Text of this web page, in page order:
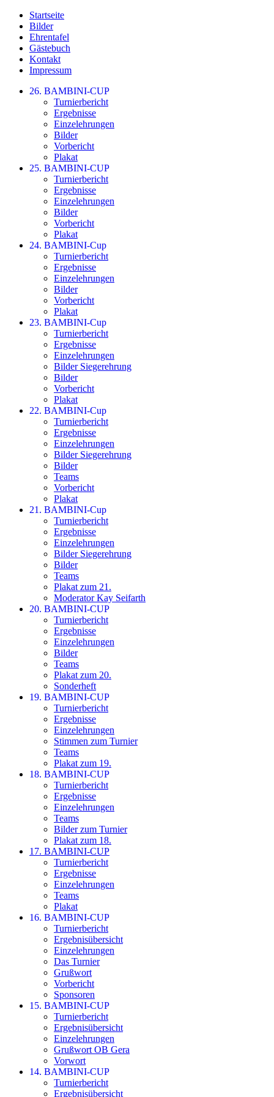
Startseite
Bilder
Ehrentafel
Gästebuch
Kontakt
Impressum
26. BAMBINI-CUP
Turnierbericht
Ergebnisse
Einzelehrungen
Bilder
Vorbericht
Plakat
25. BAMBINI-CUP
Turnierbericht
Ergebnisse
Einzelehrungen
Bilder
Vorbericht
Plakat
24. BAMBINI-Cup
Turnierbericht
Ergebnisse
Einzelehrungen
Bilder
Vorbericht
Plakat
23. BAMBINI-Cup
Turnierbericht
Ergebnisse
Einzelehrungen
Bilder Siegerehrung
Bilder
Vorbericht
Plakat
22. BAMBINI-Cup
Turnierbericht
Ergebnisse
Einzelehrungen
Bilder Siegerehrung
Bilder
Teams
Vorbericht
Plakat
21. BAMBINI-Cup
Turnierbericht
Ergebnisse
Einzelehrungen
Bilder Siegerehrung
Bilder
Teams
Plakat zum 21.
Moderator Kay Seifarth
20. BAMBINI-CUP
Turnierbericht
Ergebnisse
Einzelehrungen
Bilder
Teams
Plakat zum 20.
Sonderheft
19. BAMBINI-CUP
Turnierbericht
Ergebnisse
Einzelehrungen
Stimmen zum Turnier
Teams
Plakat zum 19.
18. BAMBINI-CUP
Turnierbericht
Ergebnisse
Einzelehrungen
Teams
Bilder zum Turnier
Plakat zum 18.
17. BAMBINI-CUP
Turnierbericht
Ergebnisse
Einzelehrungen
Teams
Plakat
16. BAMBINI-CUP
Turnierbericht
Ergebnisübersicht
Einzelehrungen
Das Turnier
Grußwort
Vorbericht
Sponsoren
15. BAMBINI-CUP
Turnierbericht
Ergebnisübersicht
Einzelehrungen
Grußwort OB Gera
Vorwort
14. BAMBINI-CUP
Turnierbericht
Ergebnisübersicht